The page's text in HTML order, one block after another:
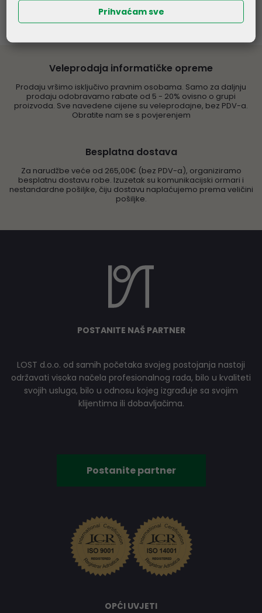
Veleprodaja informatičke opreme
Prodaju vršimo isključivo pravnim osobama. Samo za daljnju
prodaju odobravamo rabate od 5 - 20% ovisno o grupi
proizvoda. Sve navedene cijene su veleprodajne, bez PDV-a.
Obratite nam se s povjerenjem
Besplatna dostava
Za narudžbe veće od 265,00€ (bez PDV-a), organiziramo
besplatnu dostavu robe. Izuzetak su komunikacijski ormari i
nestandardne pošiljke, čiju dostavu naplaćujemo prema veličini
pošiljke.
POSTANITE NAŠ PARTNER
LOST d.o.o. od samih početaka svojeg postojanja nastoji
održavati visoka načela profesionalnog rada, bilo u kvaliteti
svojih usluga, bilo u odnosu kojeg izgrađuje sa svojim
klijentima ili dobavljačima.
Postanite partner
OPĆI UVJETI
Prihvaćam sve